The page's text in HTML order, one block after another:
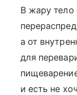
В жару тело
а от
для
и есть не